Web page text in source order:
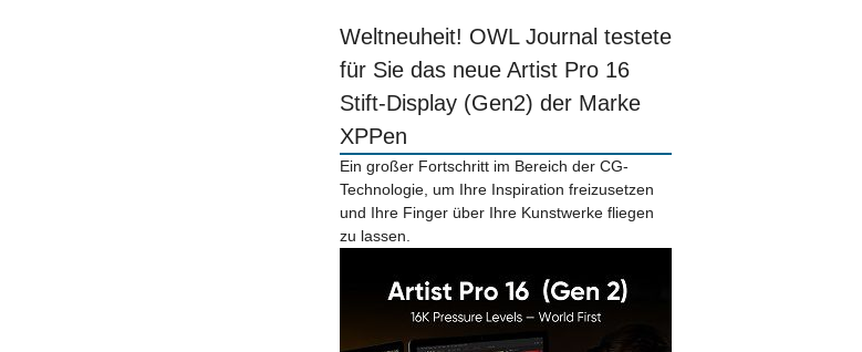
Weltneuheit! OWL Journal testete
für Sie das neue Artist Pro 16
Stift-Display (Gen2) der Marke
XPPen
Ein großer Fortschritt im Bereich der CG-
Technologie, um Ihre Inspiration freizusetzen
und Ihre Finger über Ihre Kunstwerke fliegen
zu lassen.